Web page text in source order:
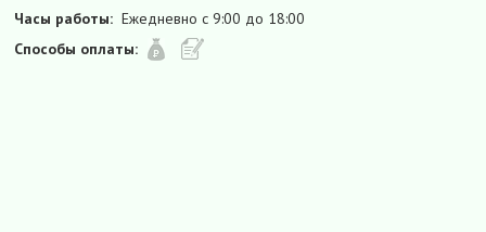
Часы работы: Ежедневно с 9:00 до 18:00
Способы оплаты: